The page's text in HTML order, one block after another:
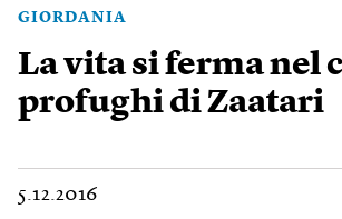
GIORDANIA
La vita si ferma nel
profughi di Zaatari
5.12.2016